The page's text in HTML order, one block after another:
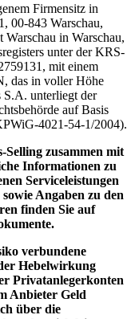
Firmensitz in
00-843 Warschau,
in Warschau,
unter der KRS-
mit einem
das in voller Höhe
unterliegt der
auf Basis
4021-54-1/2004).
zusammen mit
Informationen zu
Serviceleistungen
Angaben zu den
finden Sie auf
verbundene
Hebelwirkung
Privatanlegerkonten
Anbieter Geld
über die